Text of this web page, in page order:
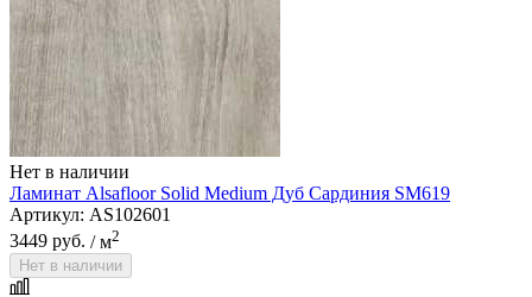
Нет в наличии
Ламинат Alsafloor Solid Medium Дуб Сардиния SM619
Артикул: AS102601
3449 руб. / м2
Нет в наличии